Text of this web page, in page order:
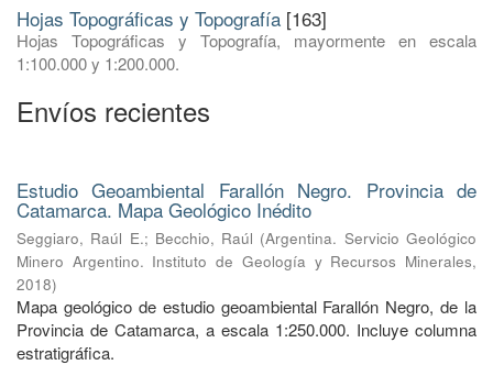
Hojas Topográficas y Topografía [163]
Hojas Topográficas y Topografía, mayormente en escala
1:100.000 y 1:200.000.
Envíos recientes
Estudio Geoambiental Farallón Negro. Provincia de
Catamarca. Mapa Geológico Inédito
Seggiaro, Raúl E.; Becchio, Raúl (Argentina. Servicio Geológico
Minero Argentino. Instituto de Geología y Recursos Minerales,
2018)
Mapa geológico de estudio geoambiental Farallón Negro, de la
Provincia de Catamarca, a escala 1:250.000. Incluye columna
estratigráfica.